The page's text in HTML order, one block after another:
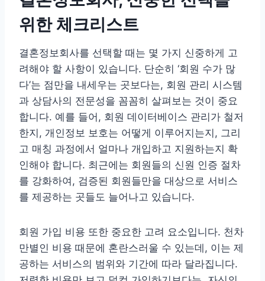
위한 체크리스트
결혼정보회사를 선택할 때는 몇 가지 신중하게 고
려해야 할 사항이 있습니다. 단순히 ‘회원 수가 많
다’는 점만을 내세우는 곳보다는, 회원 관리 시스템
과 상담사의 전문성을 꼼꼼히 살펴보는 것이 중요
합니다. 예를 들어, 회원 데이터베이스 관리가 철저
한지, 개인정보 보호는 어떻게 이루어지는지, 그리
고 매칭 과정에서 얼마나 개입하고 지원하는지 확
인해야 합니다. 최근에는 회원들의 신원 인증 절차
를 강화하여, 검증된 회원들만을 대상으로 서비스
를 제공하는 곳들도 늘어나고 있습니다.
회원 가입 비용 또한 중요한 고려 요소입니다. 천차
만별인 비용 때문에 혼란스러울 수 있는데, 이는 제
공하는 서비스의 범위와 기간에 따라 달라집니다.